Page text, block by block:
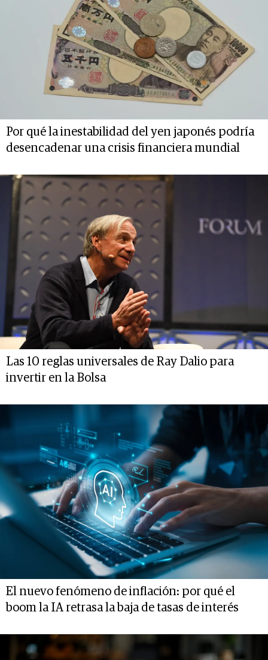
Por qué la inestabilidad del yen japonés podría
desencadenar una crisis financiera mundial
Las 10 reglas universales de Ray Dalio para
invertir en la Bolsa
El nuevo fenómeno de inflación: por qué el
boom la IA retrasa la baja de tasas de interés